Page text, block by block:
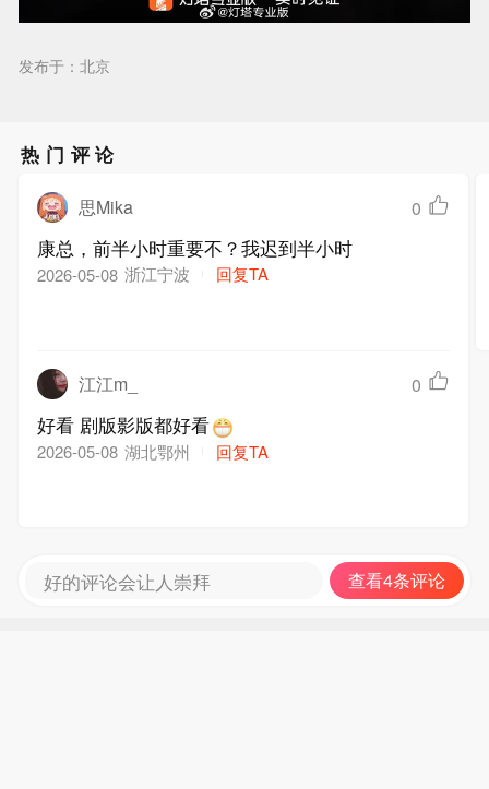
发布于：北京
热门评论
思Mika 0
康总，前半小时重要不？我迟到半小时
2026-05-08 浙江宁波 回复TA
江江m_ 0
好看 剧版影版都好看
2026-05-08 湖北鄂州 回复TA
好的评论会让人崇拜 查看4条评论